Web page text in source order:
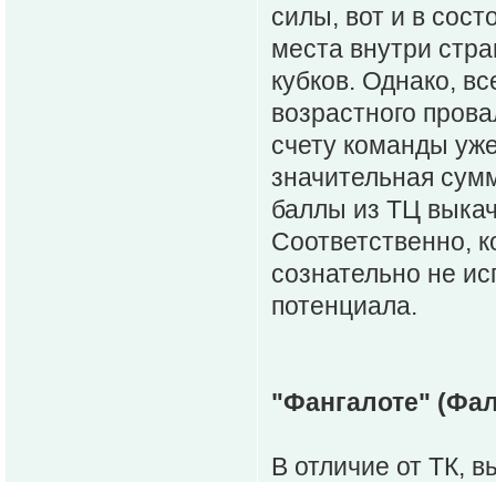
силы, вот и в
места внутри
кубков. Однако,
возрастного
счету команды
значительная
баллы из ТЦ
Соответственно,
сознательно не
потенциала.
"Фангалоте"
В отличие от ТК,